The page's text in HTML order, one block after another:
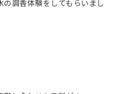
の調香体験をしてもらいまし